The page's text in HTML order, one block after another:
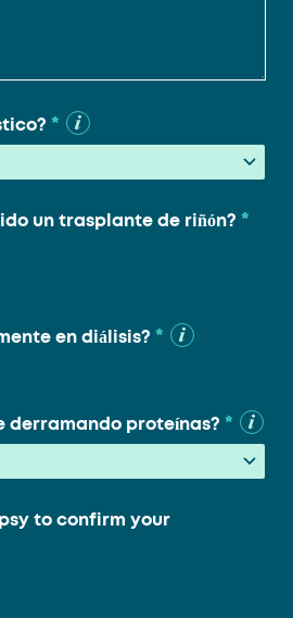
*
un trasplante de riñón? *
en diálisis? *
derramando proteínas? *
to confirm your